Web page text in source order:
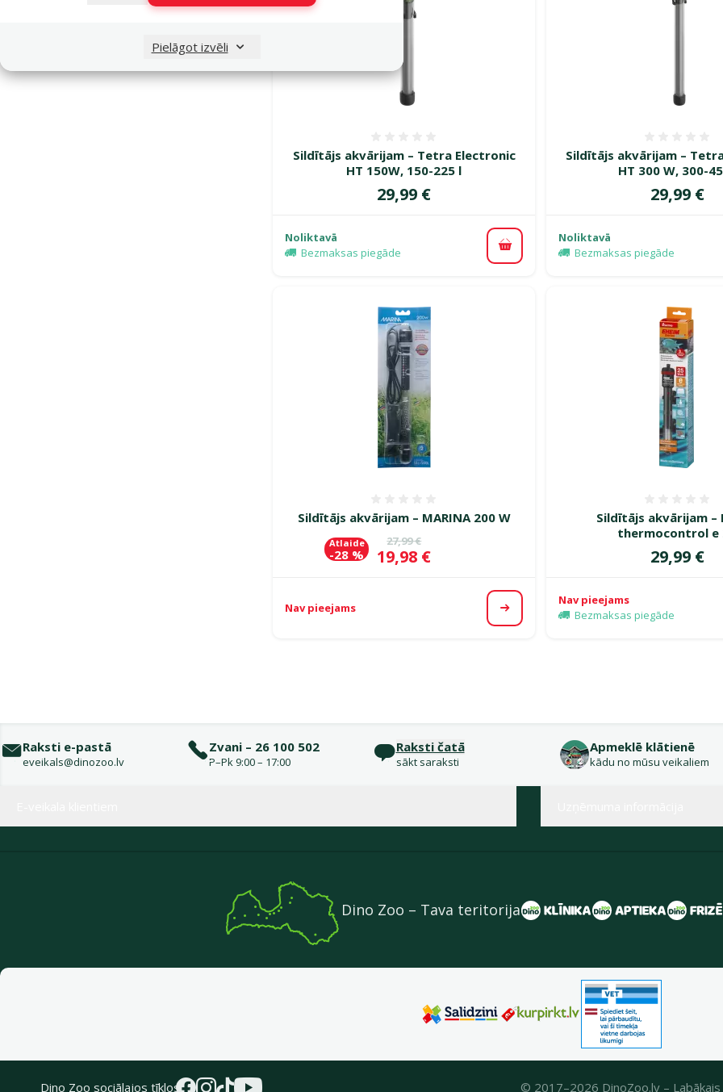
Pielāgot izvēli
Sildītājs akvārijam – Tetra Electronic
HT 150W, 150-225 l
Cena
29,99 €
Noliktavā
Bezmaksas piegāde
Pievienot grozam
Sildītājs akvārijam –
HT 300 W, 300-
Cena
29,99 €
Noliktavā
Bezmaksas piegāde
Sildītājs akvārijam – MARINA 200 W
Oriģinālā cena
27,99 €
Cena
19,98 €
Atlaide
-28 %
Nav pieejams Apskatīt
Sildītājs akvārijam –
thermocontrol e
Cena
29,99 €
Nav pieejams
Bezmaksas piegāde
Raksti e-pastā
eveikals@dinozoo.lv
Zvani – 26 100 502
P–Pk 9:00 – 17:00
Raksti čatā
sākt saraksti
Apmeklē klātienē
kādu no mūsu veikaliem
Dino Zoo – Tava teritorija
Dino Zoo sociālajos tīklos © 2017–2026 DinoZoo.lv –